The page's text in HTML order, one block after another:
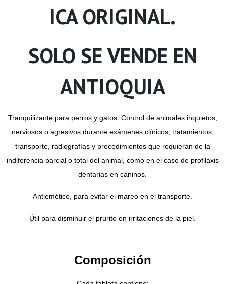
ICA ORIGINAL.
SOLO SE VENDE EN
ANTIOQUIA
Tranquilizante para perros y gatos. Control de animales inquietos,
nerviosos o agresivos durante exámenes clínicos, tratamientos,
transporte, radiografías y procedimientos que requieran de la
indiferencia parcial o total del animal, como en el caso de profilaxis
dentarias en caninos.
Antiemético, para evitar el mareo en el transporte.
Útil para disminuir el prurito en irritaciones de la piel.
Composición